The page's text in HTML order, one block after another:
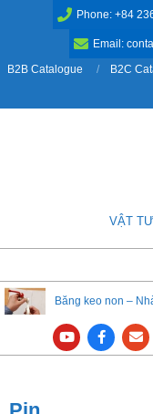
Phone: +84
Email:
B2B Catalogue
B2C
VẬT
Navigation
Menu
Băng keo non –